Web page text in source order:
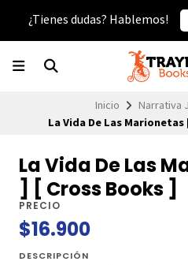
¿Tienes dudas? Hablemos!
Inicio
Narrativa
La Vida De Las
La Vida De Las
] [ Cross Books ]
PRECIO
$16.900
DESCRIPCIÓN